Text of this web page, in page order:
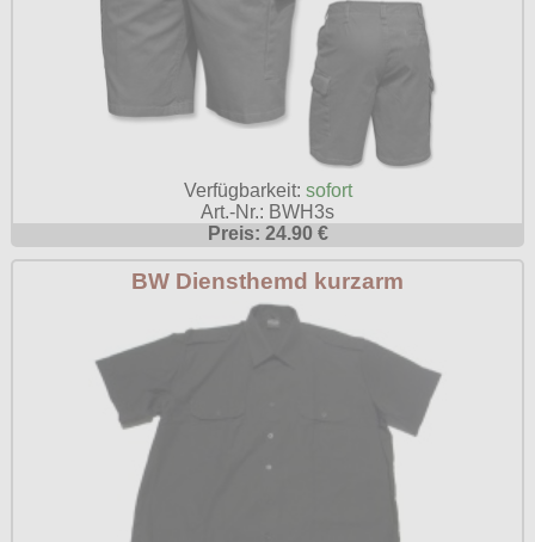
Verfügbarkeit: sofort
Art.-Nr.: BWH3s
Preis: 24.90 €
BW Diensthemd kurzarm